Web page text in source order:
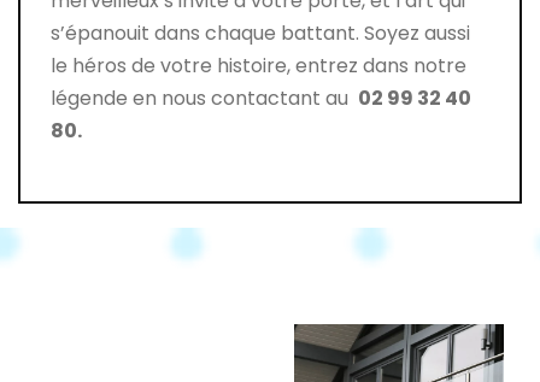
s’épanouit dans chaque battant. Soyez aussi
le héros de votre histoire, entrez dans notre
légende en nous contactant au 02 99 32 40
80.